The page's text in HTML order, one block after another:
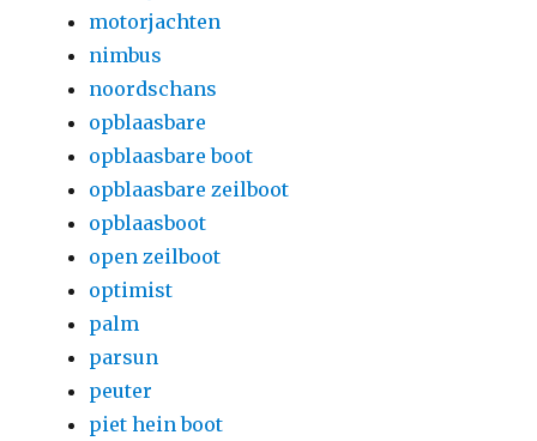
motorjachten
nimbus
noordschans
opblaasbare
opblaasbare boot
opblaasbare zeilboot
opblaasboot
open zeilboot
optimist
palm
parsun
peuter
piet hein boot